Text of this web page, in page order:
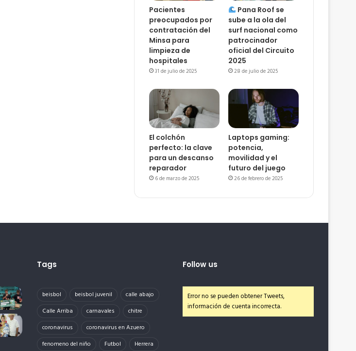
Pacientes
preocupados por
contratación del
Minsa para
limpieza de
hospitales
31 de julio de 2025
Pana Roof se
sube a la ola del
surf nacional como
patrocinador
oficial del Circuito
2025
28 de julio de 2025
El colchón
perfecto: la clave
para un descanso
reparador
6 de marzo de 2025
Laptops gaming:
potencia,
movilidad y el
futuro del juego
26 de febrero de 2025
Tags
beisbol beisbol juvenil
calle abajo
Calle Arriba
carnavales
chitre
coronavirus
coronavirus en Azuero
fenomeno del niño
Futbol
Herrera
Follow us
Error no se pueden obtener Tweets,
información de cuenta incorrecta.